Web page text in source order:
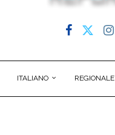
ITALIANO REGIONALE